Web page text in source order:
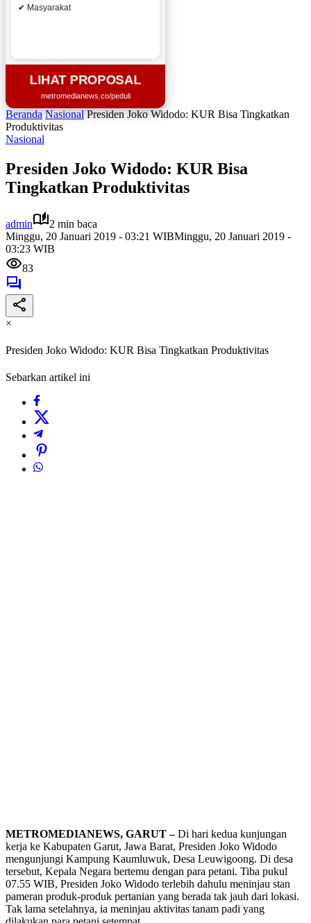
✔ Masyarakat
LIHAT PROPOSAL
metromedianews.co/peduli
Beranda Nasional Presiden Joko Widodo: KUR Bisa Tingkatkan
Produktivitas
Nasional
Presiden Joko Widodo: KUR Bisa
Tingkatkan Produktivitas
admin
2 min baca
Minggu, 20 Januari 2019 - 03:21 WIBMinggu, 20 Januari 2019 -
03:23 WIB
83
×
Presiden Joko Widodo: KUR Bisa Tingkatkan Produktivitas
Sebarkan artikel ini
METROMEDIANEWS, GARUT –Di hari kedua kunjungan
kerja ke Kabupaten Garut, Jawa Barat, Presiden Joko Widodo
mengunjungi Kampung Kaumluwuk, Desa Leuwigoong. Di desa
tersebut, Kepala Negara bertemu dengan para petani. Tiba pukul
07.55 WIB, Presiden Joko Widodo terlebih dahulu meninjau stan
pameran produk-produk pertanian yang berada tak jauh dari lokasi.
Tak lama setelahnya, ia meninjau aktivitas tanam padi yang